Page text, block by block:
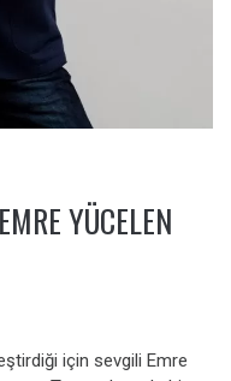
YÜCELEN
için sevgili Emre